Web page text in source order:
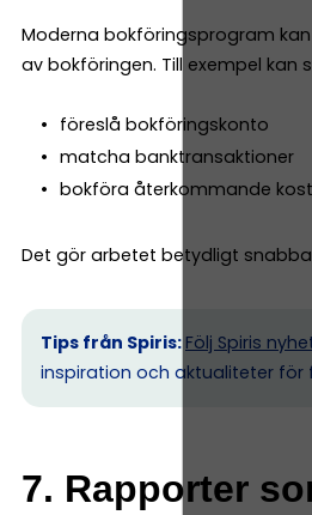
Moderna bokföringsprogram
av bokföringen. Till exempel kan
föreslå bokföringskonto
matcha banktransaktioner
bokföra återkommande
Det gör arbetet betydligt
Tips från Spiris: Följ Spiris
inspiration och aktualiteter för
7. Rapporter